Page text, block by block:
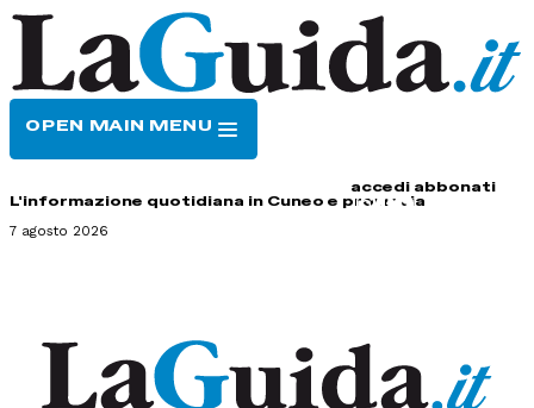
OPEN MAIN MENU
accedi abbonati
L'informazione quotidiana in Cuneo e provincia
7 agosto 2026